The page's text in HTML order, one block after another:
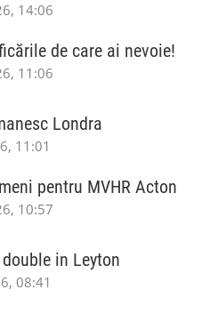
14:06
de care ai nevoie!
11:06
Londra
11:01
pentru MVHR Acton
10:57
in Leyton
08:41